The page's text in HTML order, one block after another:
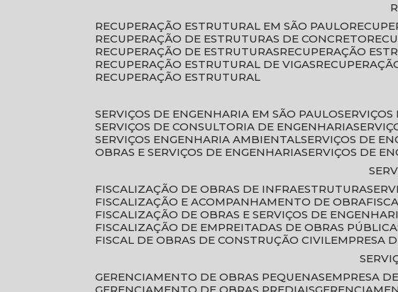
RECUPERAÇÃO ESTRUTURAL EM SÃO PAULO
RECUPERAÇÃO DE ESTRUTURAS DE CONCRETO
RECUPERAÇÃO DE ESTRUTURAS
RECUPERAÇÃO
RECUPERAÇÃO ESTRUTURAL DE VIGAS
RECUPERAÇÃO ESTRUTURAL
SERVIÇOS DE ENGENHARIA EM SÃO PAULO
SERVIÇOS DE CONSULTORIA DE ENGENHARIA
SERVIÇOS ENGENHARIA AMBIENTAL SERVIÇOS DE
OBRAS E SERVIÇOS DE ENGENHARIA SERVIÇOS DE
FISCALIZAÇÃO DE OBRAS DE INFRAESTRUTURA
FISCALIZAÇÃO E ACOMPANHAMENTO DE OBRA
FISCALIZAÇÃO DE OBRAS E SERVIÇOS DE
FISCALIZAÇÃO DE EMPREITADAS DE OBRAS
FISCAL DE OBRAS DE CONSTRUÇÃO CIVIL EMPRESA
GERENCIAMENTO DE OBRAS PEQUENAS
EMPRESA